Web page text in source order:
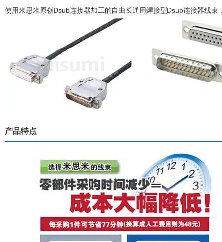
使用米思米原创Dsub连接器加工的自由长通用焊接型Dsub连接器线
产品特点